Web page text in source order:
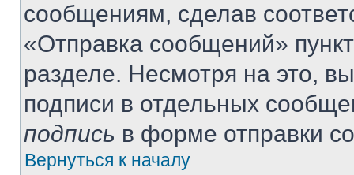
сообщениям, сделав
«Отправка сообщений»
разделе. Несмотря на это,
подписи в отдельных
подпись в форме отправки
Вернуться к началу